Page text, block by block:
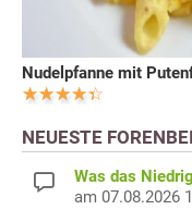
Nudelpfanne mit
NEUESTE
Was das
am 07.08.2026